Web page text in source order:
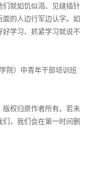
就如饥似渴、见缝插针
的人边行军边认字。如
学习、抓紧学习就说不
院）中青年干部培训班
权归原作者所有。若未
，我们会在第一时间删